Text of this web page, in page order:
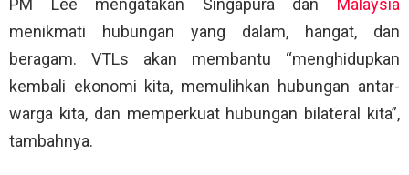
PM Lee mengatakan Singapura dan Malaysia
menikmati hubungan yang dalam, hangat, dan
beragam. VTLs akan membantu “menghidupkan
kembali ekonomi kita, memulihkan hubungan antar-
warga kita, dan memperkuat hubungan bilateral kita”,
tambahnya.